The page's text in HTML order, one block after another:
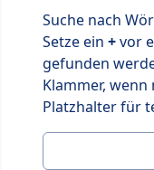
Suche nach
Setze ein +vor
gefunden
Klammer,
Platzhalter für